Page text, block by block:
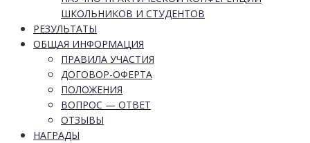
ШКОЛЬНИКОВ И СТУДЕНТОВ
РЕЗУЛЬТАТЫ
ОБЩАЯ ИНФОРМАЦИЯ
ПРАВИЛА УЧАСТИЯ
ДОГОВОР-ОФЕРТА
ПОЛОЖЕНИЯ
ВОПРОС — ОТВЕТ
ОТЗЫВЫ
НАГРАДЫ